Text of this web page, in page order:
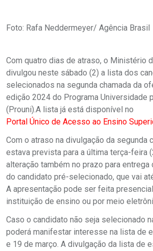
Foto: Rafa Neddermeyer/ Agência Brasil
Com quatro dias de atraso, o Ministério
divulgou neste sábado (2) a lista dos
selecionados na segunda chamada da
edição 2024 do Programa Universidade
(Prouni).A lista já está disponível no
Portal Único de Acesso ao Ensino
Com o atraso na divulgação da segunda
estava prevista para a última terça-feira
alteração também no prazo para entrega
do candidato pré-selecionado, que vai
A apresentação pode ser feita
instituição de ensino ou por meio
Caso o candidato não seja selecionado
poderá manifestar interesse na lista de
e 19 de março. A divulgação da lista de